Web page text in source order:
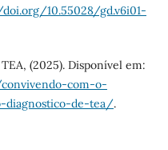
10.55028/gd.v6i01-
(2025). Disponível em:
com-o-
diagnostico-de-tea/.